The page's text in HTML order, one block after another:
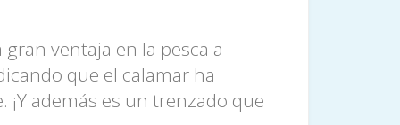
ventaja en la pesca a
que el calamar ha
además es un trenzado que